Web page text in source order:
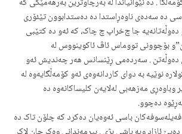
ده‌ سه‌ده‌ی ناوه‌ڕاستدا ده‌ ده‌ستدابوون تێئۆری
جا چ‌خراپ چ چاک، که‌ ئه‌و ده‌ کتێبی
بۆچوونی تووماس ئاڤ ئاکوینووس له‌
. سه‌رده‌می ڕێنسانس هه‌ر چه‌ندیش ئه‌و
نوێیه‌‌ به‌ دوای کاردانه‌وه‌ی ئه‌و کۆمه‌ڵگایه‌وه‌ له‌
وباوه‌ڕی مه‌زهه‌بی له‌لایه‌ن کلیساکانه‌وه‌ ده‌
ده‌چوو.
باسی ئه‌وه‌یان ده‌کرد که‌ چلۆن تاک ده‌